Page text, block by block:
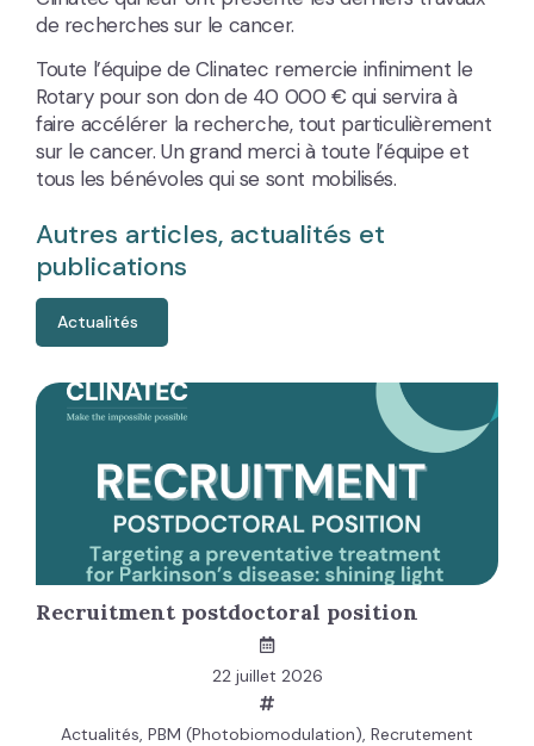
de recherches sur le cancer.
Toute l’équipe de Clinatec remercie infiniment le
Rotary pour son don de 40 000 € qui servira à
faire accélérer la recherche, tout particulièrement
sur le cancer. Un grand merci à toute l’équipe et
tous les bénévoles qui se sont mobilisés.
Autres articles, actualités et
publications
Actualités
Recruitment postdoctoral position
22 juillet 2026
Actualités, PBM (Photobiomodulation), Recrutement